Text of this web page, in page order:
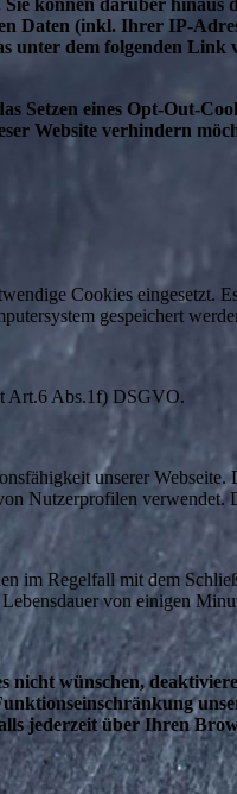
können darüber hinaus
Daten (inkl. Ihrer IP-
unter dem folgenden
Setzen eines Opt-Out-
Website verhindern
Cookies eingesetzt.
gespeichert
Art.6 Abs.1f) DSGVO.
unserer
Nutzerprofilen verwendet.
im Regelfall mit dem
von einigen
nicht wünschen,
jederzeit über Ihren